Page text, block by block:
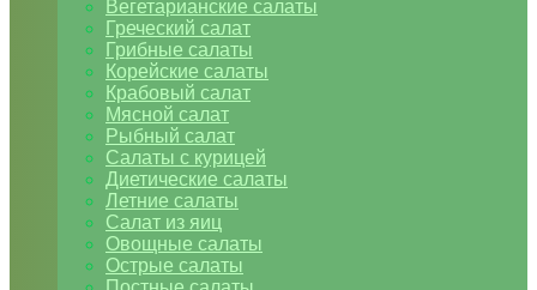
Вегетарианские салаты
Греческий салат
Грибные салаты
Корейские салаты
Крабовый салат
Мясной салат
Рыбный салат
Салаты с курицей
Диетические салаты
Летние салаты
Салат из яиц
Овощные салаты
Острые салаты